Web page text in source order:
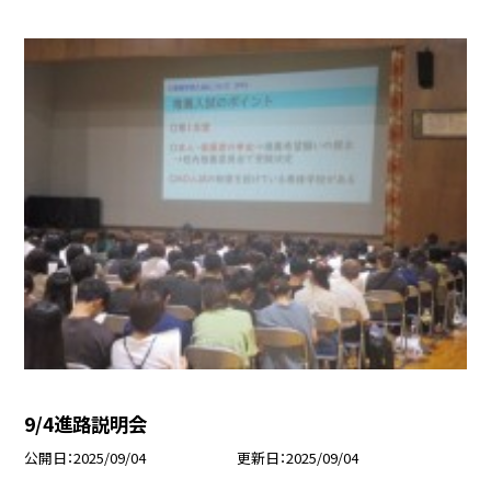
9/4進路説明会
公開日 2025/09/04 更新日 2025/09/04